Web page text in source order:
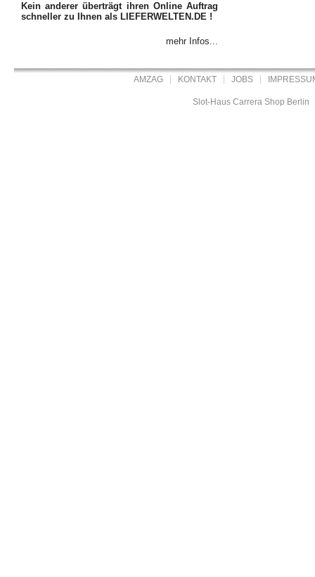
Kein anderer überträgt ihren Online Auftrag
schneller zu Ihnen als LIEFERWELTEN.DE !
mehr Infos...
AMZAG KONTAKT JOBS
Slot-Haus Carrera Shop Berlin